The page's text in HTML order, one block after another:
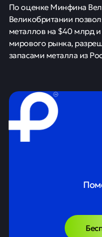
По оценке Минфина
Великобритании
металлов на $40 млрд
мирового рынка,
запасами металла из